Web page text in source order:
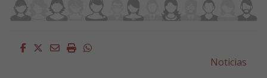
Facebook
Twitter
EmailImprimirWhatsapp
Noticias